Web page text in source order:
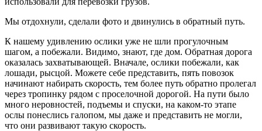
Мы отдохнули, сделали фото и двинулись в обратный путь.
К нашему удивлению ослики уже не шли прогулочным
шагом, а побежали. Видимо, знают, где дом. Обратная дорога
оказалась захватывающей. Вначале, ослики побежали, как
лошади, рысцой. Можете себе представить, пять повозок
начинают набирать скорость, тем более путь обратно пролегал
через тропинку рядом с проселочной дорогой. На пути было
много неровностей, подъемы и спуски, на каком-то этапе
ослы понеслись галопом, мы даже и представить не могли,
что они развивают такую скорость.